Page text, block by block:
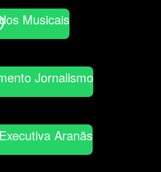
Musicais
Jornalismo
Aranãs